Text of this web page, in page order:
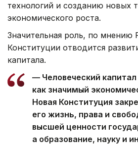
технологий и созданию новых
экономического роста.
Значительная роль, по мнению
Конституции отводится
капитала.
— Человеческий
как значимый
Новая Конституция
его жизнь, права и
высшей ценности
а образование, науку и